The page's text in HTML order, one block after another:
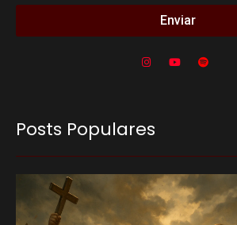
Enviar
Posts Populares